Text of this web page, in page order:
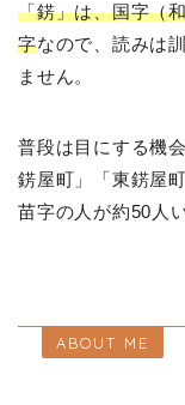
「錺」は、国字（
字なので、読みは
ません。
普段は目にする機
錺屋町」「東錺屋
苗字の人が約50人
ABOUT ME